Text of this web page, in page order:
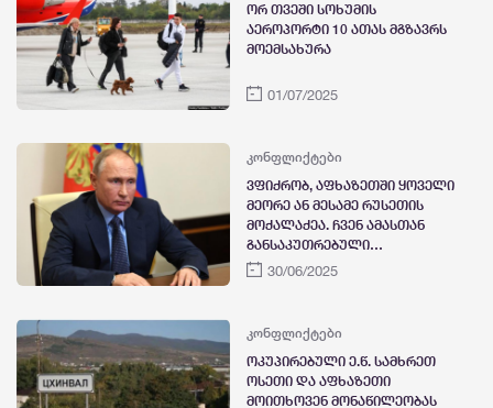
ორ თვეში სოხუმის
აეროპორტი 10 ათას მგზავრს
მოემსახურა
01/07/2025
კონფლიქტები
ვფიქრობ, აფხაზეთში ყოველი
მეორე ან მესამე რუსეთის
მოქალაქეა. ჩვენ ამასთან
განსაკუთრებული
დამოკიდებულება გვაქვს -
30/06/2025
კონფლიქტები
ოკუპირებული ე.წ. სამხრეთ
ოსეთი და აფხაზეთი
მოითხოვენ მონაწილეობას